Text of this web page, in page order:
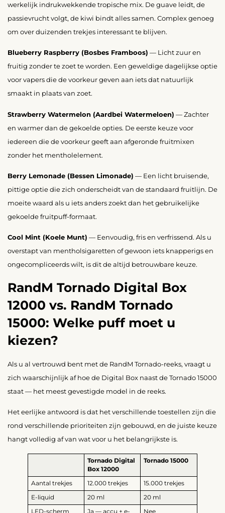
werkelijk indrukwekkende tropische mix. De guave leidt, de
passievrucht volgt, de kiwi bindt alles samen. Complex genoeg
om over duizenden trekjes interessant te blijven.
Blueberry Raspberry (Bosbes Framboos) — Licht zuur en
fruitig zonder te zoet te worden. Een geweldige dagelijkse optie
voor vapers die de voorkeur geven aan iets dat natuurlijk
smaakt in plaats van zoet.
Strawberry Watermelon (Aardbei Watermeloen) — Zachter
en warmer dan de gekoelde opties. De eerste keuze voor
iedereen die de voorkeur geeft aan afgeronde fruitmixen
zonder het mentholelement.
Berry Lemonade (Bessen Limonade) — Een licht bruisende,
pittige optie die zich onderscheidt van de standaard fruitlijn. De
moeite waard als u iets anders zoekt dan het gebruikelijke
gekoelde fruitpuff-formaat.
Cool Mint (Koele Munt) — Eenvoudig, fris en verfrissend. Als u
overstapt van mentholsigaretten of gewoon iets knapperigs en
ongecompliceerds wilt, is dit de altijd betrouwbare keuze.
RandM Tornado Digital Box
12000 vs. RandM Tornado
15000: Welke puff moet u
kiezen?
Als u al vertrouwd bent met de RandM Tornado-reeks, vraagt u
zich waarschijnlijk af hoe de Digital Box naast de Tornado 15000
staat — het meest gevestigde model in de reeks.
Het eerlijke antwoord is dat het verschillende toestellen zijn die
rond verschillende prioriteiten zijn gebouwd, en de juiste keuze
hangt volledig af van wat voor u het belangrijkste is.
Tornado Digital
Box 12000
Tornado 15000
Aantal trekjes 12.000 trekjes
15.000 trekjes
E-liquid
20 ml
20 ml
LED-scherm
Ja — accu + e-
Nee